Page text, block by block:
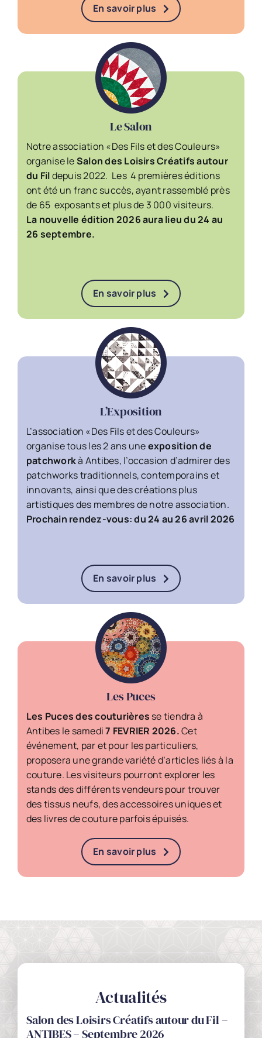
En savoir plus
Le Salon
Notre association «Des Fils et des Couleurs»
organise leSalon des Loisirs Créatifs autour
du Fildepuis 2022. Les 4 premières éditions
ont été un franc succès, ayant rassemblé près
de 65 exposants et plus de 3 000 visiteurs.
La nouvelle édition 2026 aura lieu du 24 au
26 septembre.
En savoir plus
L’Exposition
L’association «Des Fils et des Couleurs»
organise tous les 2 ans uneexposition de
patchworkà Antibes, l’occasion d’admirer des
patchworks traditionnels, contemporains et
innovants, ainsi que des créations plus
artistiques des membres de notre association.
Prochain rendez-vous: du 24 au 26 avril 2026
En savoir plus
Les Puces
Les Puces des couturières se tiendra à
Antibes le samedi7 FEVRIER 2026.Cet
événement, par et pour les particuliers,
proposera une grande variété d’articles liés à la
couture. Les visiteurs pourront explorer les
stands des différents vendeurs pour trouver
des tissus neufs, des accessoires uniques et
des livres de couture parfois épuisés.
En savoir plus
Actualités
Salon des Loisirs Créatifs autour du Fil –
ANTIBES – Septembre 2026